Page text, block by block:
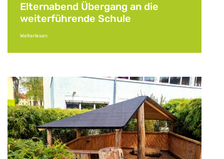
Elternabend Übergang an die
weiterführende Schule
Weiterlesen